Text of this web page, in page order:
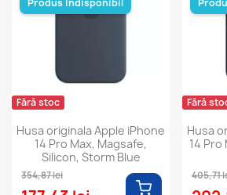
Fără stoc
Husa originala Apple iPhone
14 Pro Max, Magsafe,
Silicon, Storm Blue
354,87 lei
Fără
Husa
14 Pro
405,71